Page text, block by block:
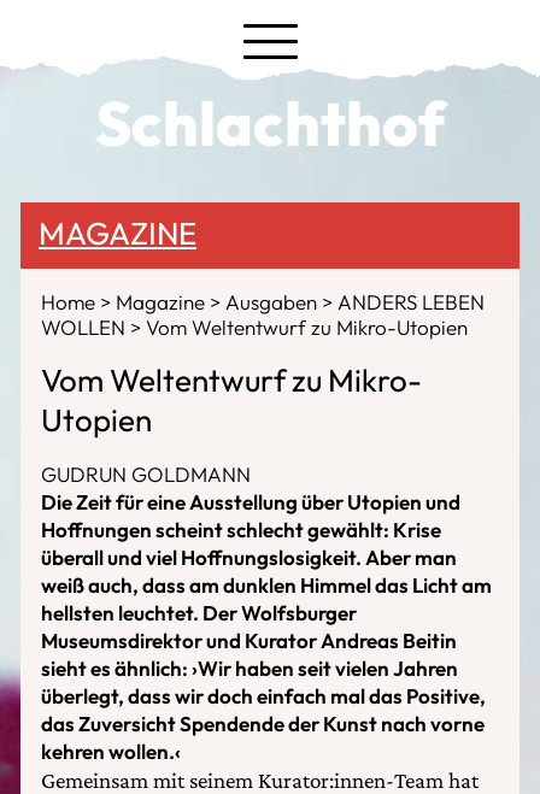
Schlachthof
MAGAZINE
Home Magazine Ausgaben
ANDERS LEBEN
WOLLEN
Vom Weltentwurf zu Mikro-Utopien
Vom Weltentwurf zu Mikro-
Utopien
GUDRUN GOLDMANN
Die Zeit für eine Ausstellung über Utopien und
Hoffnungen scheint schlecht gewählt: Krise
überall und viel Hoffnungslosigkeit. Aber man
weiß auch, dass am dunklen Himmel das Licht am
hellsten leuchtet. Der Wolfsburger
Museumsdirektor und Kurator Andreas Beitin
sieht es ähnlich: ›Wir haben seit vielen Jahren
überlegt, dass wir doch einfach mal das Positive,
das Zuversicht Spendende der Kunst nach vorne
kehren wollen.‹
Gemeinsam mit seinem Kurator:innen-Team hat